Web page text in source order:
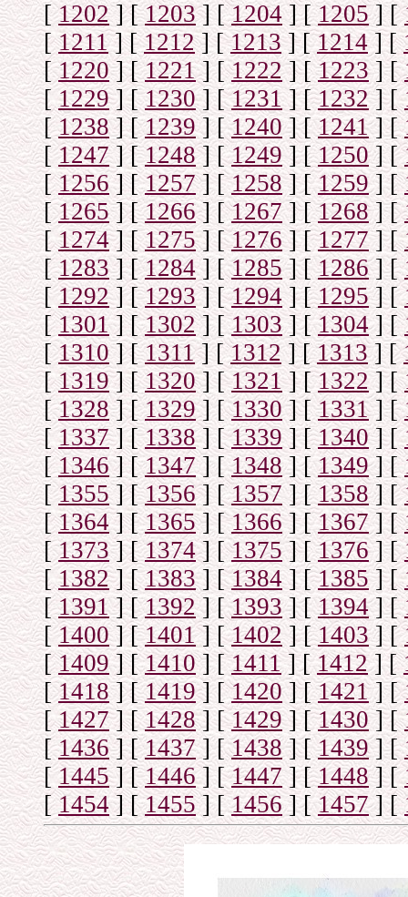
[1202] [1203] [1204] [1205] [
[1211] [1212] [1213] [1214] [
[1220] [1221] [1222] [1223] [
[ 1229] [1230] [1231] [1232] [
[1238] [1239] [1240] [1241] [
[1247] [1248] [1249 ] [1250] [
[1256] [1257] [1258] [1259] [
[1265] [1266] [1267] [1268] [
[1274] [1275] [1276] [1277] [
[1283] [1284] [1285] [1286] [
[1292] [1293] [1294 ] [1295] [
[1301] [1302] [1303] [1304] [
[1310] [1311] [1312] [1313] [
[1319] [1320] [1321] [1322] [
[1328] [1329] [1330] [1331] [
[1337] [1338] [1339] [1340] [
[1346] [1347] [1348] [1349] [
[1355] [1356] [1357] [1358] [
[1364] [1365] [1366] [1367] [
[1373] [1374] [1375] [1376] [
[1382] [1383] [1384] [1385] [
[1391] [1392] [1393] [1394] [
[1400] [1401] [1402] [1403] [
[1409] [1410] [1411] [1412] [
[1418] [1419] [1420] [1421] [
[1427] [1428] [1429] [1430] [
[1436] [1437] [1438] [1439] [
[1445] [1446] [1447] [1448] [
[1454] [1455] [1456] [1457] [